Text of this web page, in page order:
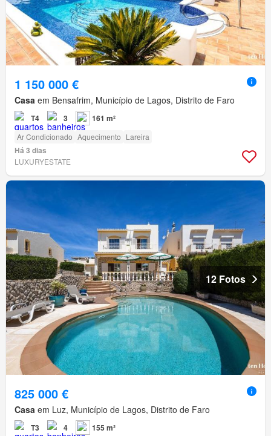
1 150 000 €
Casa em Bensafrim, Município de Lagos, Distrito de Faro
T4 3 161 m²
Ar Condicionado Aquecimento Lareira
Há 3 dias
LUXURYESTATE
12 Fotos
825 000 €
Casa em Luz, Município de Lagos, Distrito de Faro
T3 4 155 m²